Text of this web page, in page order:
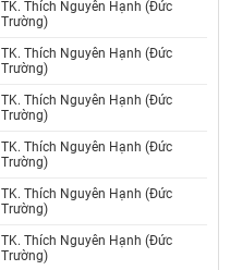
TK. Thích Nguyên Hạnh (Đức
Trường)
TK. Thích Nguyên Hạnh (Đức
Trường)
TK. Thích Nguyên Hạnh (Đức
Trường)
TK. Thích Nguyên Hạnh (Đức
Trường)
TK. Thích Nguyên Hạnh (Đức
Trường)
TK. Thích Nguyên Hạnh (Đức
Trường)